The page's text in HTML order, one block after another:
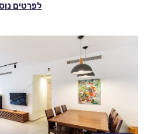
לפרטים